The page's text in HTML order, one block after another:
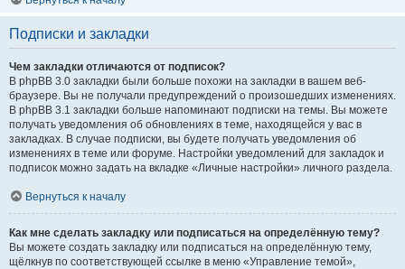
Подписки и закладки
Чем закладки отличаются от подписок?
В phpBB 3.0 закладки были больше похожи на закладки в вашем веб-
браузере. Вы не получали предупреждений о произошедших изменениях.
В phpBB 3.1 закладки больше напоминают подписки на темы. Вы можете
получать уведомления об обновлениях в теме, находящейся у вас в
закладках. В случае подписки, вы будете получать уведомления об
изменениях в теме или форуме. Настройки уведомлений для закладок и
подписок можно задать на вкладке «Личные настройки» личного раздела.
Вернуться к началу
Как мне сделать закладку или подписаться на определённую тему?
Вы можете создать закладку или подписаться на определённую тему,
щёлкнув по соответствующей ссылке в меню «Управление темой»,